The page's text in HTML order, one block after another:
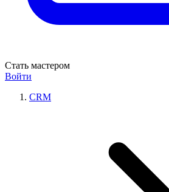
Стать мастером
Войти
CRM